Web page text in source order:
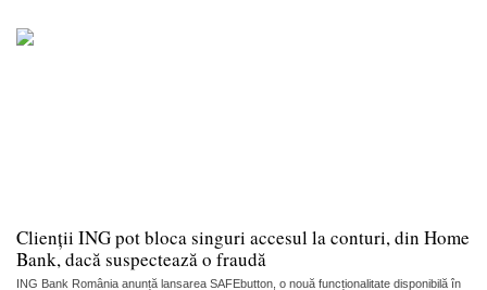
Clienții ING pot bloca singuri accesul la conturi, din Home
Bank, dacă suspectează o fraudă
ING Bank România anunță lansarea SAFEbutton, o nouă funcționalitate disponibilă în